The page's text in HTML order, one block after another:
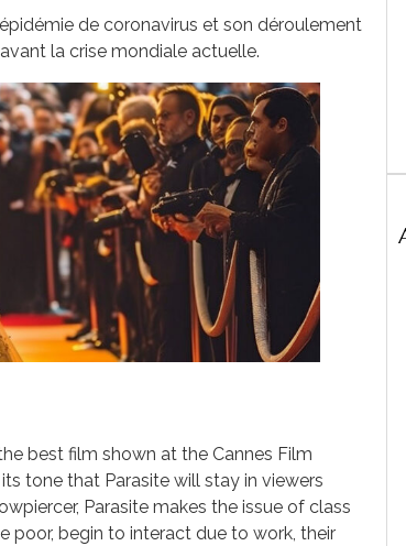
de coronavirus et son déroulement
la crise mondiale actuelle.
best film shown at the Cannes Film
tone that Parasite will stay in viewers
Parasite makes the issue of class
poor, begin to interact due to work, their